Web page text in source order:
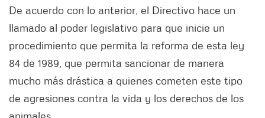
De acuerdo con lo anterior, el Directivo hace un
llamado al poder legislativo para que inicie un
procedimiento que permita la reforma de esta ley
84 de 1989, que permita sancionar de manera
mucho más drástica a quienes cometen este tipo
de agresiones contra la vida y los derechos de los